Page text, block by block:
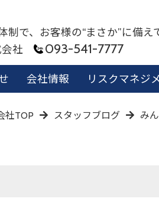
で、お客様の“まさか”に備え
会社
093-541-7777
会社情報 リスクマネジ
社TOP スタッフブログ み